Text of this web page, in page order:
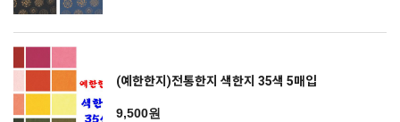
(예한한지)전통한지 색한지 35색 5매입
9,500원